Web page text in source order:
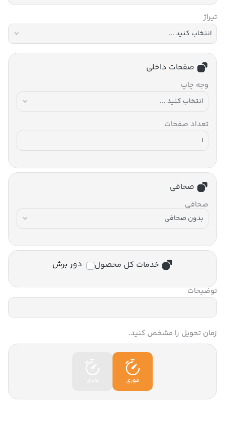
تیراژ
صفحات داخلی
وجه چاپ
تعداد صفحات
صحافی
صحافی
خدمات کل محصول دور برش
توضیحات
زمان تحویل را مشخص کنید.
فوری